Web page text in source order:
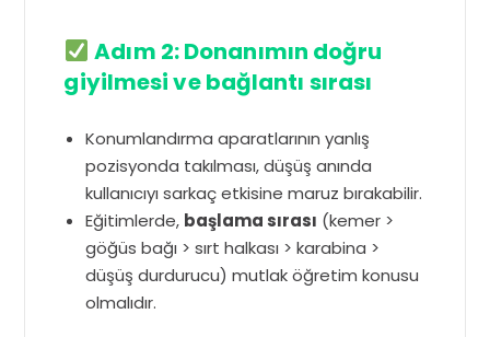
Adım 2: Donanımın doğru
giyilmesi ve bağlantı sırası
Konumlandırma aparatlarının yanlış
pozisyonda takılması, düşüş anında
kullanıcıyı sarkaç etkisine maruz bırakabilir.
Eğitimlerde, başlama sırası (kemer >
göğüs bağı > sırt halkası > karabina >
düşüş durdurucu) mutlak öğretim konusu
olmalıdır.